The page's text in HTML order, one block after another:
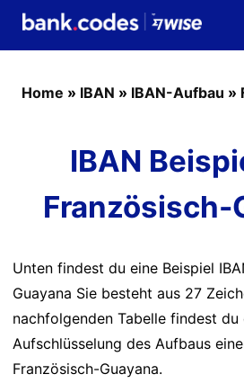
Home » IBAN » IBAN-Aufbau »
IBAN
Französisch-
Unten findest du eine Beispiel
Guayana Sie besteht aus 27
nachfolgenden Tabelle findest du
Aufschlüsselung des Aufbaus
Französisch-Guayana.